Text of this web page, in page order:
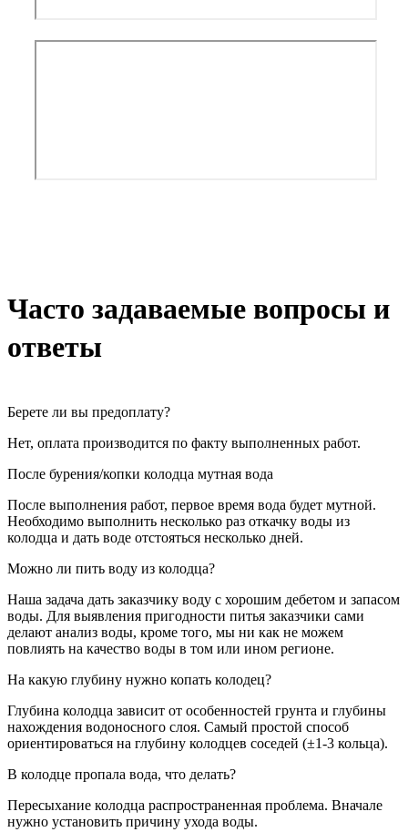
Часто задаваемые вопросы и
ответы
Берете ли вы предоплату?
Нет, оплата производится по факту выполненных работ.
После бурения/копки колодца мутная вода
После выполнения работ, первое время вода будет мутной.
Необходимо выполнить несколько раз откачку воды из
колодца и дать воде отстояться несколько дней.
Можно ли пить воду из колодца?
Наша задача дать заказчику воду с хорошим дебетом и запасом
воды. Для выявления пригодности питья заказчики сами
делают анализ воды, кроме того, мы ни как не можем
повлиять на качество воды в том или ином регионе.
На какую глубину нужно копать колодец?
Глубина колодца зависит от особенностей грунта и глубины
нахождения водоносного слоя. Самый простой способ
ориентироваться на глубину колодцев соседей (±1-3 кольца).
В колодце пропала вода, что делать?
Пересыхание колодца распространенная проблема. Вначале
нужно установить причину ухода воды.